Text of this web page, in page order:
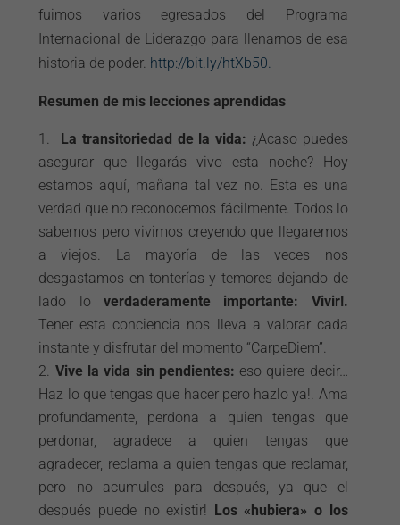
fuimos varios egresados del Programa
Internacional de Liderazgo para llenarnos de esa
historia de poder. http://bit.ly/htXb50.
Resumen de mis lecciones aprendidas
La transitoriedad de la vida: ¿Acaso puedes
asegurar que llegarás vivo esta noche? Hoy
estamos aquí, mañana tal vez no. Esta es una
verdad que no reconocemos fácilmente. Todos lo
sabemos pero vivimos creyendo que llegaremos
a viejos. La mayoría de las veces nos
desgastamos en tonterías y temores dejando de
lado lo verdaderamente importante: Vivir!.
Tener esta conciencia nos lleva a valorar cada
instante y disfrutar del momento “CarpeDiem”.
Vive la vida sin pendientes: eso quiere decir…
Haz lo que tengas que hacer pero hazlo ya!. Ama
profundamente, perdona a quien tengas que
perdonar, agradece a quien tengas que
agradecer, reclama a quien tengas que reclamar,
pero no acumules para después, ya que el
después puede no existir! Los «hubiera» o los